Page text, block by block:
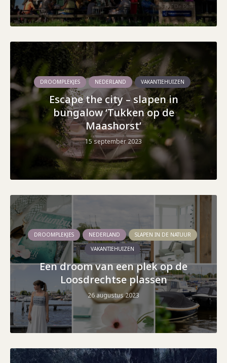
DROOMPLEKJES NEDERLAND VAKANTIEHUIZEN
Escape the city – slapen in
bungalow ‘Tukken op de
Maashorst’
15 september 2023
DROOMPLEKJES NEDERLAND
SLAPEN IN DE NATUUR
VAKANTIEHUIZEN
Een droom van een plek op de
Loosdrechtse plassen
26 augustus 2023